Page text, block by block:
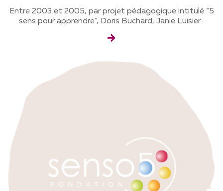
Entre 2003 et 2005, par projet pédagogique intitulé “5
sens pour apprendre”, Doris Buchard, Janie Luisier...